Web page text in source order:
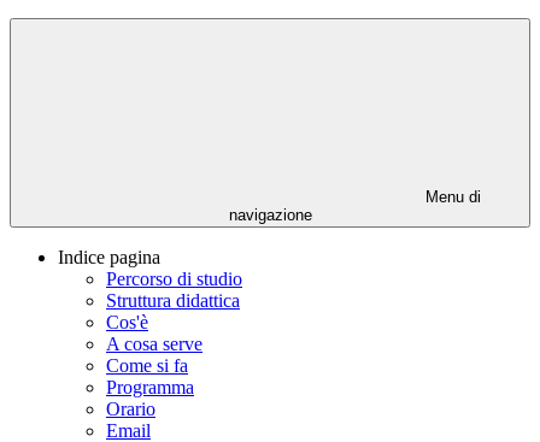
Menu di
navigazione
Indice pagina
Percorso di studio
Struttura didattica
Cos'è
A cosa serve
Come si fa
Programma
Orario
Email